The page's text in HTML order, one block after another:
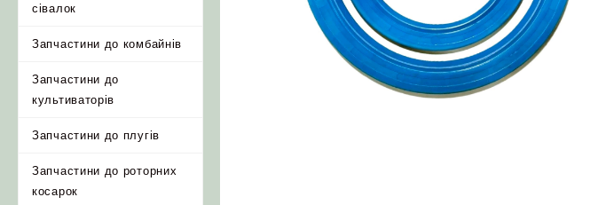
сівалок
Запчастини до комбайнів
Запчастини до
культиваторів
Запчастини до плугів
Запчастини до роторних
косарок